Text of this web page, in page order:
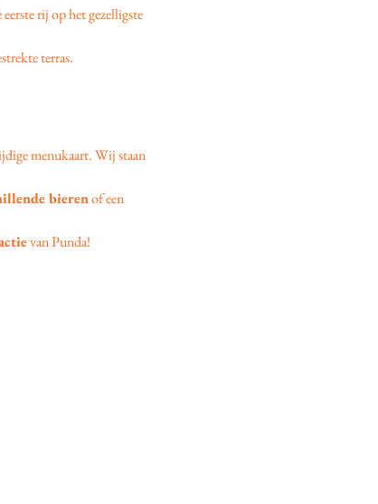
rij op het gezelligste
terras.
menukaart. Wij staan
bieren of een
van Punda!